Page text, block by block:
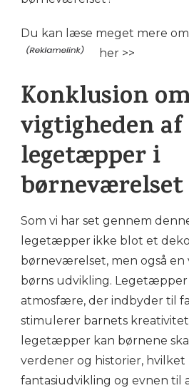
Du kan læse meget mere om
her >>
Konklusion
vigtigheden af
legetæpper i
børneværelset
Som vi har set gennem
legetæpper ikke blot et
børneværelset, men også en
børns udvikling.
atmosfære, der indbyder til
stimulerer barnets
legetæpper kan børnene
verdener og historier,
fantasiudvikling og evnen til